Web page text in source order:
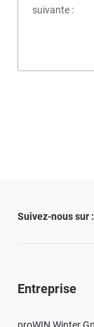
suivante :
Suivez-nous sur :
Entreprise
proWIN Winter